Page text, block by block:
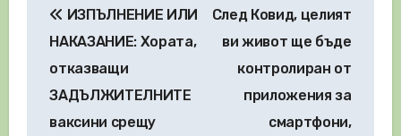
ИЗПЪЛНЕНИЕ ИЛИ
НАКАЗАНИЕ: Хората,
отказващи
ЗАДЪЛЖИТЕЛНИТЕ
ваксини срещу
След Ковид, целият
ви живот ще бъде
контролиран от
приложения за
смартфони,